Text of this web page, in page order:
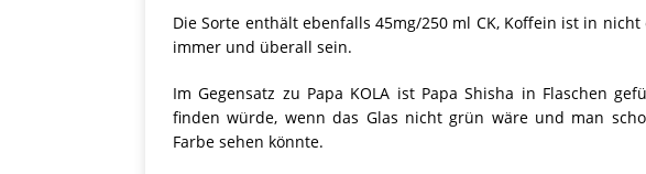
Die Sorte enthält ebenfalls 45mg/250 ml CK, Koffein ist in
immer und überall sein.
Im Gegensatz zu Papa KOLA ist Papa Shisha in Flaschen
finden würde, wenn das Glas nicht grün wäre und man
Farbe sehen könnte.